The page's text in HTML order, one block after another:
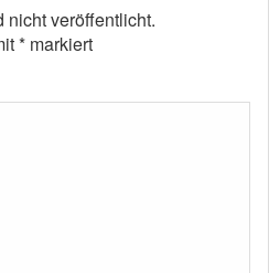
nicht veröffentlicht.
* markiert